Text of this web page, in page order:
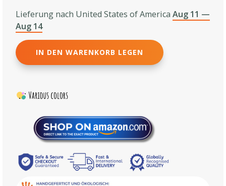
Lieferung nach United States of America Aug 11 —
Aug 14
IN DEN WARENKORB LEGEN